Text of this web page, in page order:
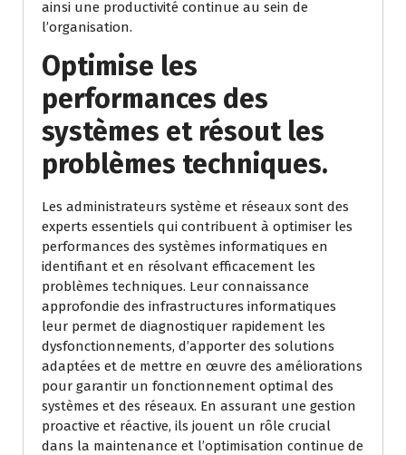
ainsi une productivité continue au sein de
l’organisation.
Optimise les
performances des
systèmes et résout les
problèmes techniques.
Les administrateurs système et réseaux sont des
experts essentiels qui contribuent à optimiser les
performances des systèmes informatiques en
identifiant et en résolvant efficacement les
problèmes techniques. Leur connaissance
approfondie des infrastructures informatiques
leur permet de diagnostiquer rapidement les
dysfonctionnements, d’apporter des solutions
adaptées et de mettre en œuvre des améliorations
pour garantir un fonctionnement optimal des
systèmes et des réseaux. En assurant une gestion
proactive et réactive, ils jouent un rôle crucial
dans la maintenance et l’optimisation continue de